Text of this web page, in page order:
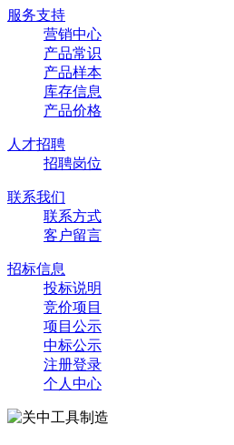
服务支持
营销中心
产品常识
产品样本
库存信息
产品价格
人才招聘
招聘岗位
联系我们
联系方式
客户留言
招标信息
投标说明
竞价项目
项目公示
中标公示
注册登录
个人中心